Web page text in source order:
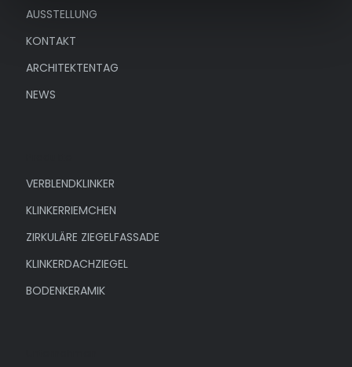
AUSSTELLUNG
KONTAKT
ARCHITEKTENTAG
NEWS
VERBLENDKLINKER
KLINKERRIEMCHEN
ZIRKULÄRE ZIEGELFASSADE
KLINKERDACHZIEGEL
BODENKERAMIK